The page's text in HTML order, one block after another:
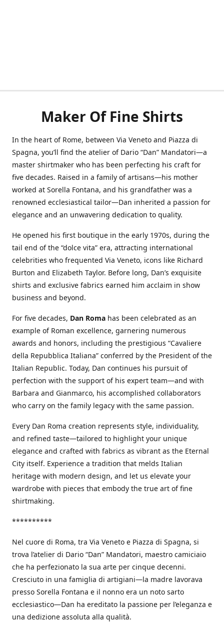
Maker Of Fine Shirts
In the heart of Rome, between Via Veneto and Piazza di
Spagna, you’ll find the atelier of Dario “Dan” Mandatori—a
master shirtmaker who has been perfecting his craft for
five decades. Raised in a family of artisans—his mother
worked at Sorella Fontana, and his grandfather was a
renowned ecclesiastical tailor—Dan inherited a passion for
elegance and an unwavering dedication to quality.
He opened his first boutique in the early 1970s, during the
tail end of the “dolce vita” era, attracting international
celebrities who frequented Via Veneto, icons like Richard
Burton and Elizabeth Taylor. Before long, Dan’s exquisite
shirts and exclusive fabrics earned him acclaim in show
business and beyond.
For five decades, Dan Roma has been celebrated as an
example of Roman excellence, garnering numerous
awards and honors, including the prestigious “Cavaliere
della Repubblica Italiana” conferred by the President of the
Italian Republic. Today, Dan continues his pursuit of
perfection with the support of his expert team—and with
Barbara and Gianmarco, his accomplished collaborators
who carry on the family legacy with the same passion.
Every Dan Roma creation represents style, individuality,
and refined taste—tailored to highlight your unique
elegance and crafted with fabrics as vibrant as the Eternal
City itself. Experience a tradition that melds Italian
heritage with modern design, and let us elevate your
wardrobe with pieces that embody the true art of fine
shirtmaking.
**********
Nel cuore di Roma, tra Via Veneto e Piazza di Spagna, si
trova l’atelier di Dario “Dan” Mandatori, maestro camiciaio
che ha perfezionato la sua arte per cinque decenni.
Cresciuto in una famiglia di artigiani—la madre lavorava
presso Sorella Fontana e il nonno era un noto sarto
ecclesiastico—Dan ha ereditato la passione per l’eleganza e
una dedizione assoluta alla qualità.